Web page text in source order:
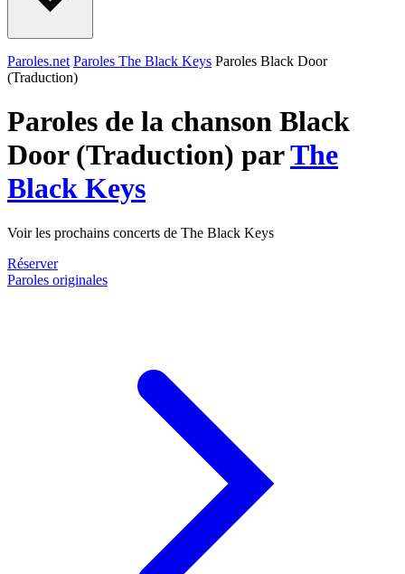
Paroles.net Paroles The Black Keys Paroles Black Door
(Traduction)
Paroles de la chanson Black
Door (Traduction) parThe
Black Keys
Voir les prochains concerts de The Black Keys
Réserver
Paroles originales